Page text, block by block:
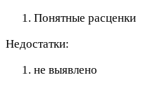
Понятные расценки
Недостатки:
не выявлено